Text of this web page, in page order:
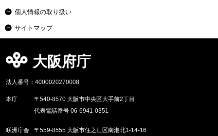
個人情報の取り扱い
サイトマップ
大阪府庁
法人番号：4000020270008
本庁
〒540-8570 大阪市中央区大手前2丁目
代表電話番号 06-6941-0351
咲洲庁舎 〒559-8555 大阪市住之江区南港北1-14-16